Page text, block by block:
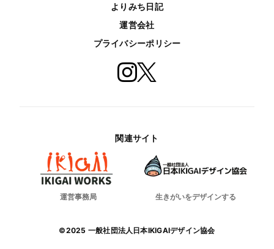
よりみち日記
運営会社
プライバシーポリシー
関連サイト
運営事務局 生きがいをデザインする
©2025 一般社団法人日本IKIGAIデザイン協会